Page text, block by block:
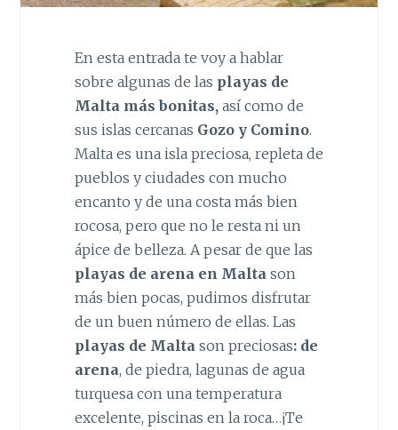
En esta entrada te voy a hablar
sobre algunas de las playas de
Malta más bonitas, así como de
sus islas cercanas Gozo y Comino.
Malta es una isla preciosa, repleta de
pueblos y ciudades con mucho
encanto y de una costa más bien
rocosa, pero que no le resta ni un
ápice de belleza. A pesar de que las
playas de arena en Malta son
más bien pocas, pudimos disfrutar
de un buen número de ellas. Las
playas de Malta son preciosas:de
arena, de piedra, lagunas de agua
turquesa con una temperatura
excelente, piscinas en la roca…¡Te